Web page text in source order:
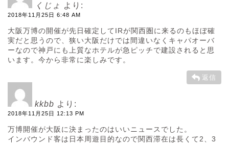
くじょ より:
2018年11月25日 6:48 AM
大阪万博の開催が先日確定してIRが関西圏に来るのもほぼ確
実だと思うので、狭い大阪だけでは間違いなくキャパオーバ
ーなので神戸にも上質なホテルが急ピッチで建設されると思
います。今から非常に楽しみです。
返信
kkbb より:
2018年11月25日 12:13 PM
万博開催が大阪に決まったのはいいニュースでした。
インバウンド客は日本周遊目的なので関西滞在は長くて2、3